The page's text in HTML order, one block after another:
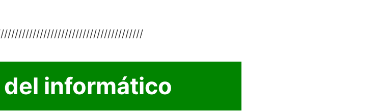
informático